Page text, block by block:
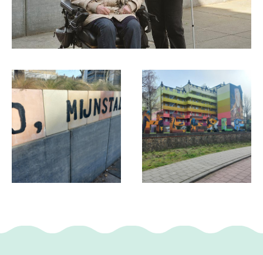
rue. Cela se voit, se sent et s'entend encore.
Parfois le passé est bien caché, mais il refait
surface au cours de ce parcours.
de traduction en ligne.